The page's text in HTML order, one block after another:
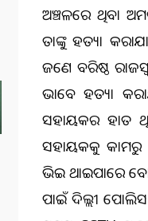
ଅଞ୍ଚଳରେ ଥିବା
ତାଙ୍କୁ ହତ୍ୟା
ଜଣେ ବରିଷ୍ଠ
ଭାବେ ହତ୍ୟା
ସହାୟକର ହାତ
ସହାୟକକୁ କାମରୁ
ଭିଆଇ ଥାଇପାରେ
ପାଇଁ ଦିଲ୍ଲୀ